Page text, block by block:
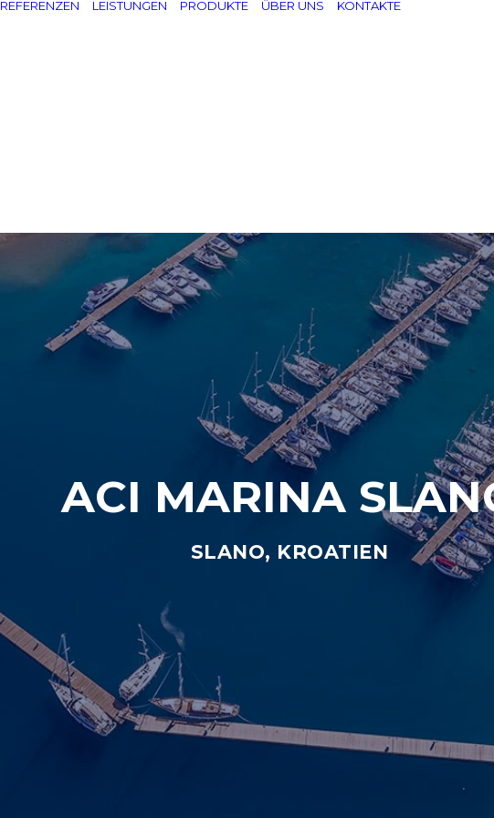
REFERENZEN LEISTUNGEN PRODUKTE ÜBER UNS KONTAKTE
ACI MARINA
SLANO, KROATIEN